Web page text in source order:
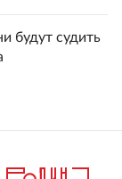
будут судить